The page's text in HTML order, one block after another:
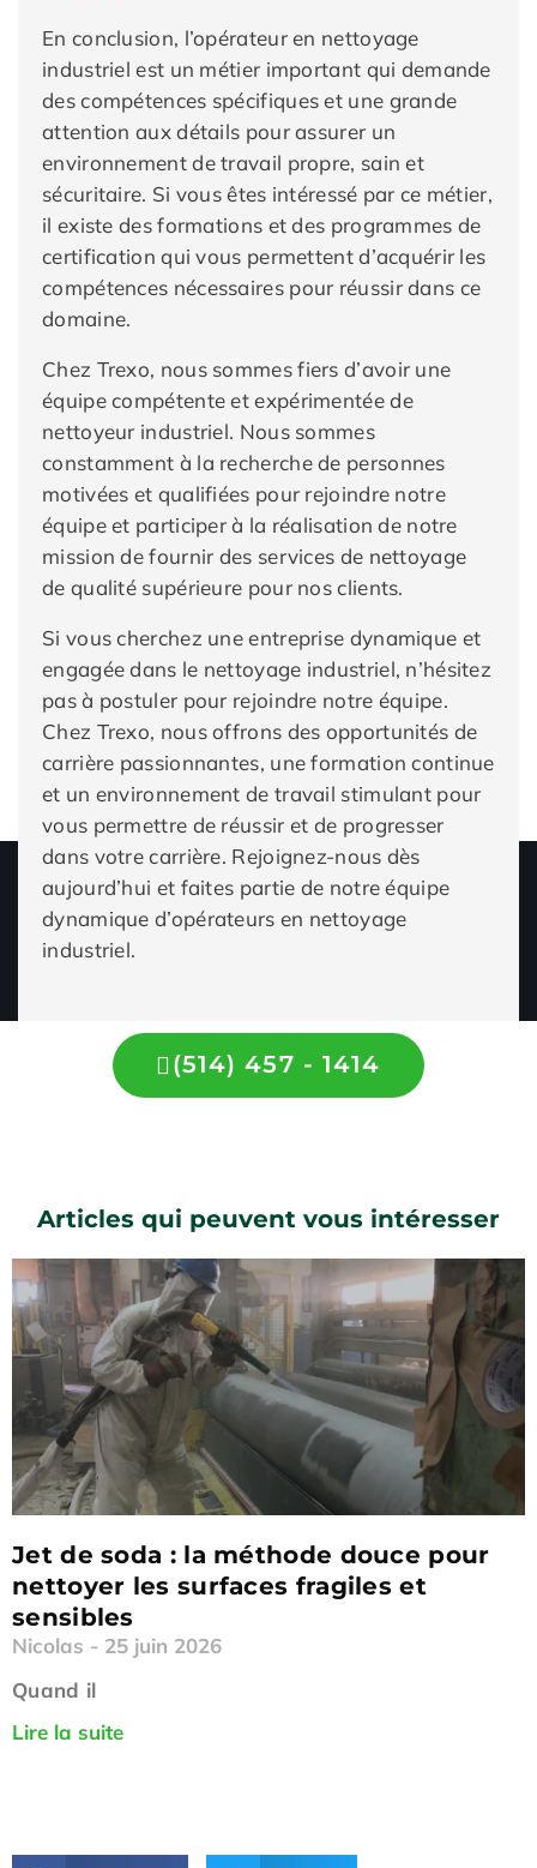
En conclusion, l’opérateur en nettoyage
industriel est un métier important qui demande
des compétences spécifiques et une grande
attention aux détails pour assurer un
environnement de travail propre, sain et
sécuritaire. Si vous êtes intéressé par ce métier,
il existe des formations et des programmes de
certification qui vous permettent d’acquérir les
compétences nécessaires pour réussir dans ce
domaine.
Chez Trexo, nous sommes fiers d’avoir une
équipe compétente et expérimentée de
nettoyeur industriel. Nous sommes
constamment à la recherche de personnes
motivées et qualifiées pour rejoindre notre
équipe et participer à la réalisation de notre
mission de fournir des services de nettoyage
de qualité supérieure pour nos clients.
Si vous cherchez une entreprise dynamique et
engagée dans le nettoyage industriel, n’hésitez
pas à postuler pour rejoindre notre équipe.
Chez Trexo, nous offrons des opportunités de
carrière passionnantes, une formation continue
et un environnement de travail stimulant pour
vous permettre de réussir et de progresser
dans votre carrière. Rejoignez-nous dès
aujourd’hui et faites partie de notre équipe
dynamique d’opérateurs en nettoyage
industriel.
(514) 457 - 1414
Articles qui peuvent vous intéresser
Jet de soda : la méthode douce pour
nettoyer les surfaces fragiles et
sensibles
Nicolas
25 juin 2026
Quand il
Lire la suite